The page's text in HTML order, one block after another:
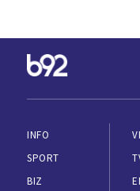
INFO
SPORT
BIZ